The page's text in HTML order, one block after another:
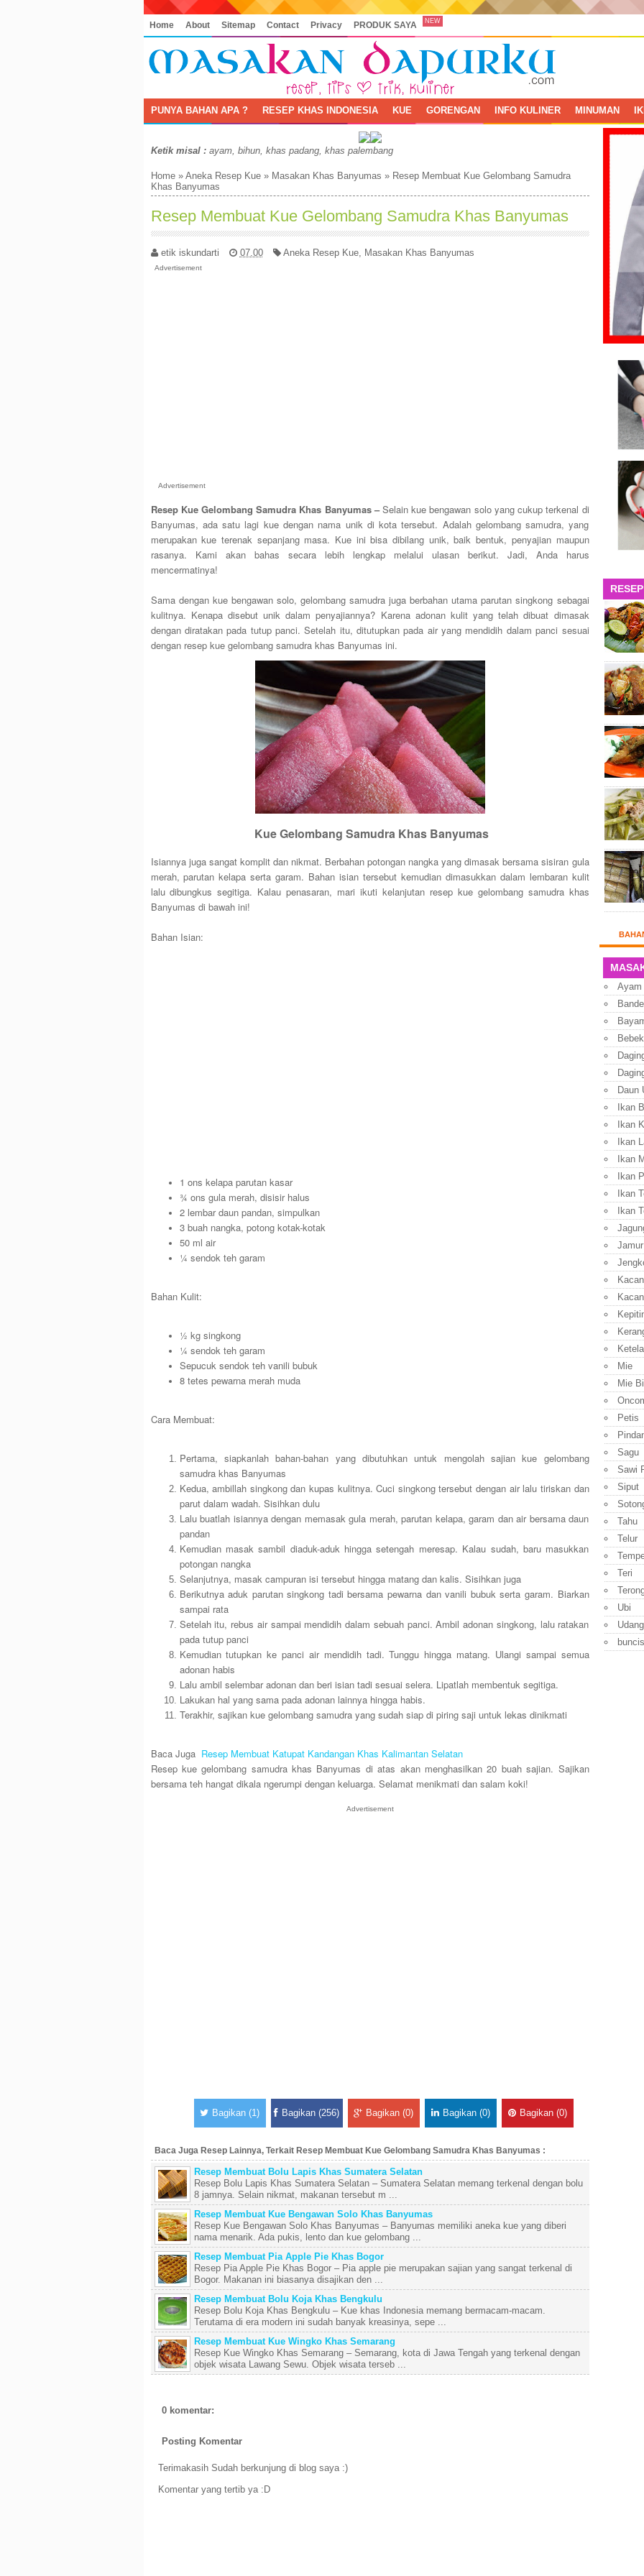
Home About Sitemap Contact Privacy PRODUK SAYA NEW
PUNYA BAHAN APA ? RESEP KHAS INDONESIA KUE GORENGAN INFO KULINER MINUMAN
Ketik misal :ayam, bihun, khas padang, khas palembang
Home» Aneka Resep Kue» Masakan Khas Banyumas » Resep Membuat Kue Gelombang Samudra
Khas Banyumas
Resep Membuat Kue Gelombang Samudra Khas Banyumas
etik iskundarti 07.00 Aneka Resep Kue, Masakan Khas Banyumas
Advertisement
Advertisement
Resep Kue Gelombang Samudra Khas Banyumas –Selain kue bengawan solo yang cukup terkenal di
Banyumas, ada satu lagi kue dengan nama unik di kota tersebut. Adalah gelombang samudra, yang
merupakan kue terenak sepanjang masa. Kue ini bisa dibilang unik, baik bentuk, penyajian maupun
rasanya. Kami akan bahas secara lebih lengkap melalui ulasan berikut. Jadi, Anda harus
mencermatinya!
Sama dengan kue bengawan solo, gelombang samudra juga berbahan utama parutan singkong sebagai
kulitnya. Kenapa disebut unik dalam penyajiannya? Karena adonan kulit yang telah dibuat dimasak
dengan diratakan pada tutup panci. Setelah itu, ditutupkan pada air yang mendidih dalam panci sesuai
dengan resep kue gelombang samudra khas Banyumas ini.
Kue Gelombang Samudra Khas Banyumas
Isiannya juga sangat komplit dan nikmat. Berbahan potongan nangka yang dimasak bersama sisiran gula
merah, parutan kelapa serta garam. Bahan isian tersebut kemudian dimasukkan dalam lembaran kulit
lalu dibungkus segitiga. Kalau penasaran, mari ikuti kelanjutan resep kue gelombang samudra khas
Banyumas di bawah ini!
Bahan Isian:
1 ons kelapa parutan kasar
¾ ons gula merah, disisir halus
2 lembar daun pandan, simpulkan
3 buah nangka, potong kotak-kotak
50 ml air
¼ sendok teh garam
Bahan Kulit:
½ kg singkong
¼ sendok teh garam
Sepucuk sendok teh vanili bubuk
8 tetes pewarna merah muda
Cara Membuat:
Pertama, siapkanlah bahan-bahan yang dibutuhkan untuk mengolah sajian kue gelombang
samudra khas Banyumas
Kedua, ambillah singkong dan kupas kulitnya. Cuci singkong tersebut dengan air lalu tiriskan dan
parut dalam wadah. Sisihkan dulu
Lalu buatlah isiannya dengan memasak gula merah, parutan kelapa, garam dan air bersama daun
pandan
Kemudian masak sambil diaduk-aduk hingga setengah meresap. Kalau sudah, baru masukkan
potongan nangka
Selanjutnya, masak campuran isi tersebut hingga matang dan kalis. Sisihkan juga
Berikutnya aduk parutan singkong tadi bersama pewarna dan vanili bubuk serta garam. Biarkan
sampai rata
Setelah itu, rebus air sampai mendidih dalam sebuah panci. Ambil adonan singkong, lalu ratakan
pada tutup panci
Kemudian tutupkan ke panci air mendidih tadi. Tunggu hingga matang. Ulangi sampai semua
adonan habis
Lalu ambil selembar adonan dan beri isian tadi sesuai selera. Lipatlah membentuk segitiga.
Lakukan hal yang sama pada adonan lainnya hingga habis.
Terakhir, sajikan kue gelombang samudra yang sudah siap di piring saji untuk lekas dinikmati
Baca Juga Resep Membuat Katupat Kandangan Khas Kalimantan Selatan
Resep kue gelombang samudra khas Banyumas di atas akan menghasilkan 20 buah sajian. Sajikan
bersama teh hangat dikala ngerumpi dengan keluarga. Selamat menikmati dan salam koki!
Advertisement
Bagikan (1) Bagikan (256) Bagikan (0) Bagikan (0) Bagikan (0)
Baca Juga Resep Lainnya, Terkait Resep Membuat Kue Gelombang Samudra Khas Banyumas :
Resep Membuat Bolu Lapis Khas Sumatera Selatan
Resep Bolu Lapis Khas Sumatera Selatan – Sumatera Selatan memang terkenal dengan bolu
8 jamnya. Selain nikmat, makanan tersebut m ...
Resep Membuat Kue Bengawan Solo Khas Banyumas
Resep Kue Bengawan Solo Khas Banyumas – Banyumas memiliki aneka kue yang diberi
nama menarik. Ada pukis, lento dan kue gelombang ...
Resep Membuat Pia Apple Pie Khas Bogor
Resep Pia Apple Pie Khas Bogor – Pia apple pie merupakan sajian yang sangat terkenal di
Bogor. Makanan ini biasanya disajikan den ...
Resep Membuat Bolu Koja Khas Bengkulu
Resep Bolu Koja Khas Bengkulu – Kue khas Indonesia memang bermacam-macam.
Terutama di era modern ini sudah banyak kreasinya, sepe ...
Resep Membuat Kue Wingko Khas Semarang
Resep Kue Wingko Khas Semarang – Semarang, kota di Jawa Tengah yang terkenal dengan
objek wisata Lawang Sewu. Objek wisata terseb ...
0 komentar:
Posting Komentar
Terimakasih Sudah berkunjung di blog saya :)
Komentar yang tertib ya :D
Ayam
Bebek
Daun
Ikan
Ikan
Ikan
Ikan
Ikan
Ikan
Ikan
Jamur
Ketela
Mie
Mie
Petis
Sagu
Sawi
Siput
Tahu
Telur
Teri
Ubi
Udang
buncis